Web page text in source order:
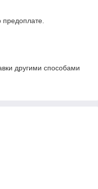
предоплате.
другими способами